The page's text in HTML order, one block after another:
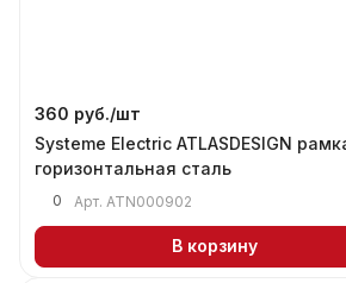
360 руб./шт
Systeme Electric ATLASDESIGN
горизонтальная сталь
0 Арт. ATN000902
В корзину